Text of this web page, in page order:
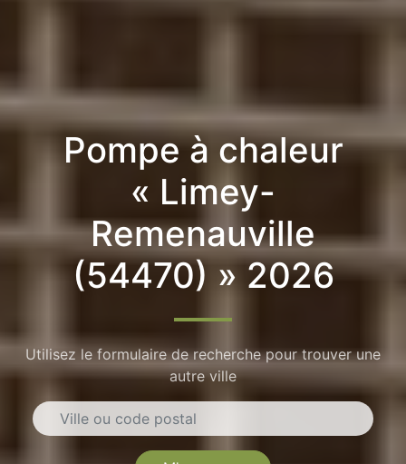
Pompe à chaleur
« Limey-
Remenauville
(54470) » 2026
Utilisez le formulaire de recherche pour trouver une
autre ville